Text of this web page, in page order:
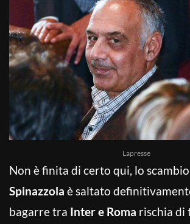
Lapresse
Non è finita di certo qui, lo scambio
Spinazzola è saltato
bagarre tra Inter e Roma rischia di